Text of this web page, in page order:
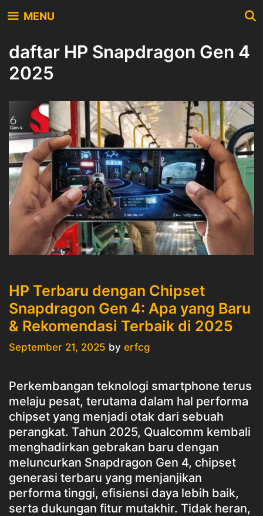
to
MENU
daftar HP Snapdragon Gen 4
2025
HP Terbaru dengan Chipset
Snapdragon Gen 4: Apa yang Baru
& Rekomendasi Terbaik di 2025
September 21, 2025 by erfcg
Perkembangan teknologi smartphone terus
melaju pesat, terutama dalam hal performa
chipset yang menjadi otak dari sebuah
perangkat. Tahun 2025, Qualcomm kembali
menghadirkan gebrakan baru dengan
meluncurkan Snapdragon Gen 4, chipset
generasi terbaru yang menjanjikan
performa tinggi, efisiensi daya lebih baik,
serta dukungan fitur mutakhir. Tidak heran,